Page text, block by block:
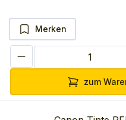
Merken
zum